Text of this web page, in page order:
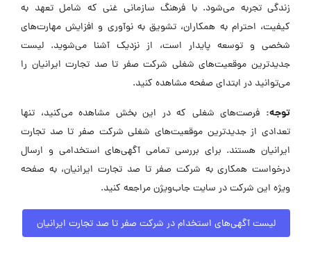
زندگی تجربه می‌شود. با فرهنگ سازمانی غنی که شامل تعهد به
کیفیت، احترام به همکاران، تشویق به نوآوری و افزایش مهارت‌های
شخصی و توسعه پایدار است، از نزدیک آشنا می‌شوید. لیست
جدیدترین موقعیت‌های شغلی شرکت صفر تا صد تجارت ایرانیان را
می‌توانید در ابتدای صفحه مشاهده کنید.
توجه: فرصت‌های شغلی که در این بخش مشاهده می‌کنید، تنها
تعدادی از جدیدترین موقعیت‌های شغلی شرکت صفر تا صد تجارت
ایرانیان هستند. برای بررسی تمامی آگهی‌های استخدامی و ارسال
درخواست همکاری به شرکت صفر تا صد تجارت ایرانیان، به صفحه
ویژه این شرکت در سایت جاب‌ویژن مراجعه کنید.
لیست آگهی‌های استخدام در شرکت صفر تا صد تجارت ایرانیان